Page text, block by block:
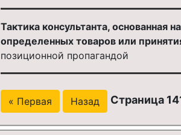
Тактика консультанта, основанная
определенных товаров или
позиционной пропагандой
« Первая Назад Страница